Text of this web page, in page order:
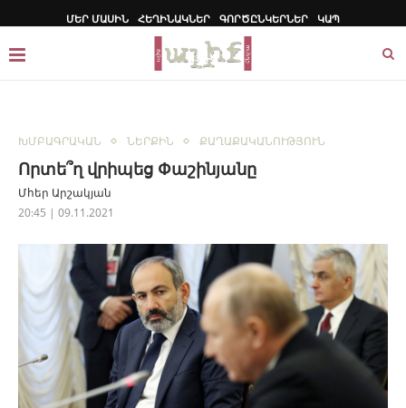
ՄԵՐ ՄԱՍԻՆ ՀԵՂԻՆԱԿՆԵՐ ԳՈՐԾԸՆԿԵՐՆԵՐ ԿԱՊ
ԽՄԲԱԳՐԱԿԱՆ ՆԵՐՔԻՆ ՔԱՂԱՔԱԿԱՆՈՒԹՅՈՒՆ
Որտե՞ղ վրիպեց Փաշինյանը
Մհեր Արշակյան
20:45 | 09.11.2021